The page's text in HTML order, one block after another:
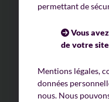
permettant de
Vous
de votre
Mentions légales,
données
nous. Nous